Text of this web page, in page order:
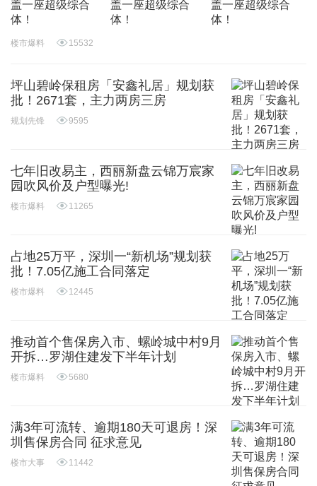
楼市爆料 15532
坪山碧岭保租房「安鑫礼居」规划获
批！2671套，主力两房三房
规划先锋 9595
七年旧改易主，西丽新盘云锦万宸家
园吹风价及户型曝光!
楼市爆料 11265
占地25万平，深圳一“新机场”规划获
批！7.05亿施工合同落定
楼市爆料 12445
推动首个售保房入市、螺岭城中村9月
开拆…罗湖住建发下半年计划
楼市爆料 5680
满3年可流转、逾期180天可退房！深
圳售保房合同 征求意见
楼市大事 11442